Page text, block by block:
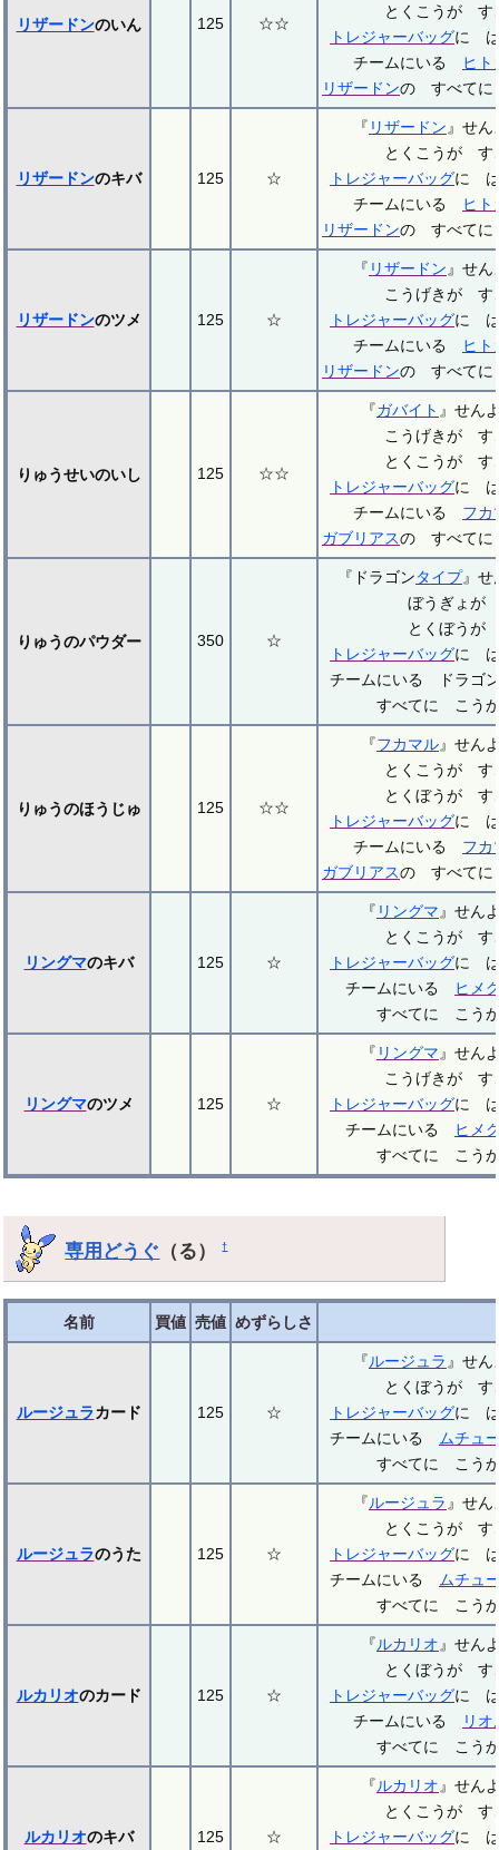
リザードンのいん 125 ☆☆
とくこうが す
トレジャーバッグに は
チームにいる
ヒト
リザードンの すべてに
リザードンのキバ 125 ☆
『 リザードン 』せ
とくこうが す
トレジャーバッグに は
チームにいる
ヒト
リザードンの すべてに
リザードンのツメ 125 ☆
『 リザードン 』せ
こうげきが す
トレジャーバッグに は
チームにいる
ヒト
リザードンの すべてに
りゅうせいのいし 125 ☆☆
『ガバイト 』せん
こうげきが す
とくこうが す
トレジャーバッグに は
チームにいる フカ
ガブリアスの すべてに
りゅうのパウダー 350 ☆
『ドラゴンタイプ』
ぼうぎょが
とくぼうが
トレジャーバッグに は
チームにいる ドラゴ
すべてに こう
りゅうのほうじゅ 125 ☆☆
『フカマル』せん
とくこうが す
とくぼうが す
トレジャーバッグに は
チームにいる フカ
ガブリアスの すべてに
リングマのキバ 125 ☆
『 リングマ 』せん
とくこうが す
トレジャーバッグに は
チームにいる
ヒメ
すべてに こう
リングマのツメ 125 ☆
『 リングマ 』せん
こうげきが す
トレジャーバッグに は
チームにいる
ヒメ
すべてに こう
専用どうぐ （る）†
名前 買値 売値 めずらしさ
ルージュラカード 125 ☆
『ルージュラ』せ
とくぼうが す
トレジャーバッグに は
チームにいる ムチュ
すべてに こう
ルージュラのうた 125 ☆
『ルージュラ』せ
とくこうが す
トレジャーバッグに は
チームにいる ムチュ
すべてに こう
ルカリオのカード 125 ☆
『ルカリオ』せん
とくぼうが す
トレジャーバッグに は
チームにいる
リオ
すべてに こう
ルカリオのキバ 125 ☆
『ルカリオ』せん
とくこうが す
トレジャーバッグに は